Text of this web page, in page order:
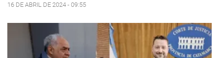
16 DE ABRIL DE 2024 - 09:55